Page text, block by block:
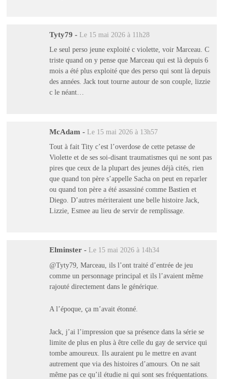
Tyty79 - Le 15 mai 2026 à 11h28
Le seul perso jeune exploité c violette, voir Marceau. C
triste quand on y pense que Marceau qui est là depuis 6
mois a été plus exploité que des perso qui sont là depuis
des années. Jack tout tourne autour de son couple, lizzie
c le néant…
McAdam - Le 15 mai 2026 à 13h57
Tout à fait Tity c’est l’overdose de cette petasse de
Violette et de ses soi-disant traumatismes qui ne sont pas
pires que ceux de la plupart des jeunes déjà cités, rien
que quand ton père s’appelle Sacha on peut en reparler
ou quand ton père a été assassiné comme Bastien et
Diego. D’autres mériteraient une belle histoire Jack,
Lizzie, Esmee au lieu de servir de remplissage.
Elminster - Le 15 mai 2026 à 14h34
@Tyty79, Marceau, ils l’ont traité d’entrée de jeu
comme un personnage principal et ils l’avaient même
rajouté directement dans le générique.
A l’époque, ça m’avait étonné.
Jack, j’ai l’impression que sa présence dans la série se
limite de plus en plus à être celle du gay de service qui
tombe amoureux. Ils auraient pu le mettre en avant
autrement que via des histoires d’amours. On ne sait
même pas ce qu’il étudie ni qui sont ses fréquentations.